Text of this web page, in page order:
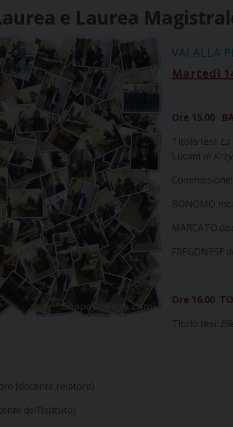
e Laurea
VAI ALLA
Martedì
Ore 15.00
Titolo tesi:
Lucam di
Commissione:
BONOMO
MARCATO
Ore 16.00
Titolo tesi:
(docente relatore)
dell’Istituto)